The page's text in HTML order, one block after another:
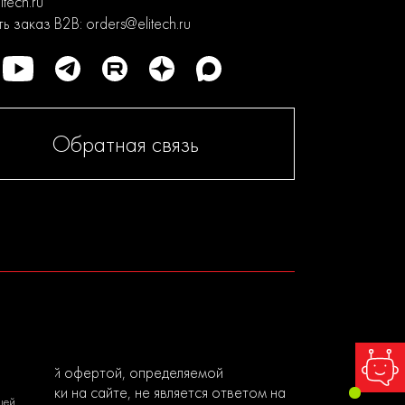
заказ B2B: orders@elitech.ru
Обратная связь
офертой, определяемой
на сайте, не является ответом на